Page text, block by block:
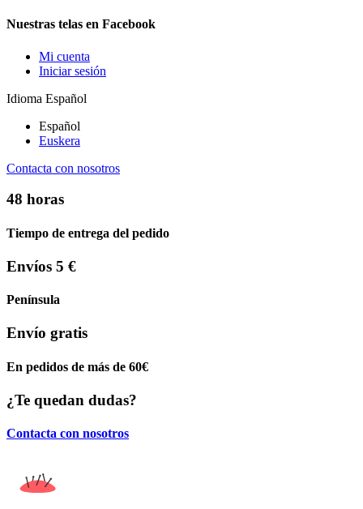
Nuestras telas en Facebook
Mi cuenta
Iniciar sesión
Idioma Español
Español
Euskera
Contacta con nosotros
48 horas
Tiempo de entrega del pedido
Envíos 5 €
Península
Envío gratis
En pedidos de más de 60€
¿Te quedan dudas?
Contacta con nosotros